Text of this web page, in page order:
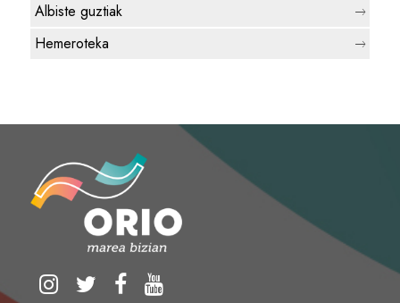
Albiste guztiak
Hemeroteka